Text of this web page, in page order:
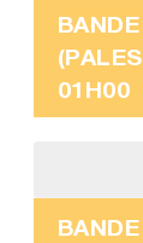
01H00